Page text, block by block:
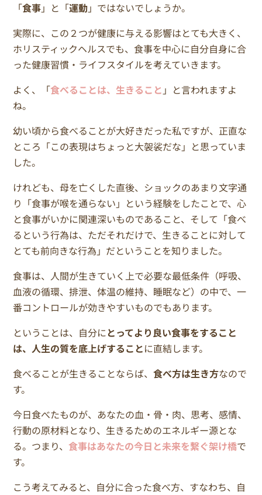
「食事」と「運動」ではないでしょうか。
実際に、この２つが健康に与える影響はとても大きく、
ホリスティックヘルスでも、食事を中心に自分自身に合
った健康習慣・ライフスタイルを考えていきます。
よく、「食べることは、生きること 」と言われますよ
ね。
幼い頃から食べることが大好きだった私ですが、正直な
ところ「この表現はちょっと大袈裟だな」と思っていま
した。
けれども、母を亡くした直後、ショックのあまり文字通
り「食事が喉を通らない」という経験をしたことで、心
と食事がいかに関連深いものであること、そして「食べ
るという行為は、ただそれだけで、生きることに対して
とても前向きな行為」だということを知りました。
食事は、人間が生きていく上で必要な最低条件（呼吸、
血液の循環、排泄、体温の維持、睡眠など）の中で、一
番コントロールが効きやすいものでもあります。
ということは、自分にとってより良い食事をすること
は、人生の質を底上げすることに直結します。
食べることが生きることならば、食べ方は生き方なので
す。
今日食べたものが、あなたの血・骨・肉、思考、感情、
行動の原材料となり、生きるためのエネルギー源とな
る。つまり、 食事はあなたの今日と未来を繋ぐ架け橋で
す。
こう考えてみると、自分に合った食べ方、すなわち、自